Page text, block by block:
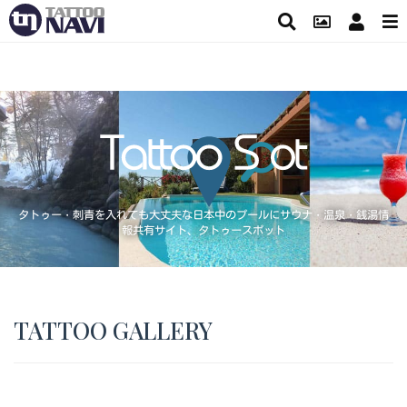
タトゥー・刺青を入れても大丈夫な日本中のプールにサウナ・温泉・銭湯情
報共有サイト、タトゥースポット
TATTOO GALLERY